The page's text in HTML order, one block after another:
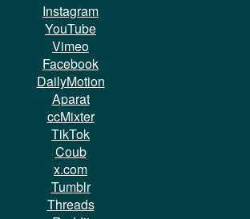
Instagram
YouTube
Vimeo
Facebook
DailyMotion
Aparat
ccMixter
TikTok
Coub
x.com
Tumblr
Threads